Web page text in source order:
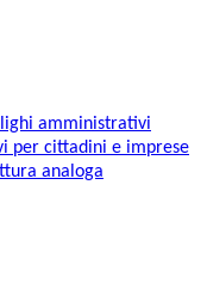
amministrativi
per cittadini e imprese
analoga